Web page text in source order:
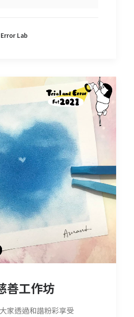
Lab
善工作坊
家透過和諧粉彩享受